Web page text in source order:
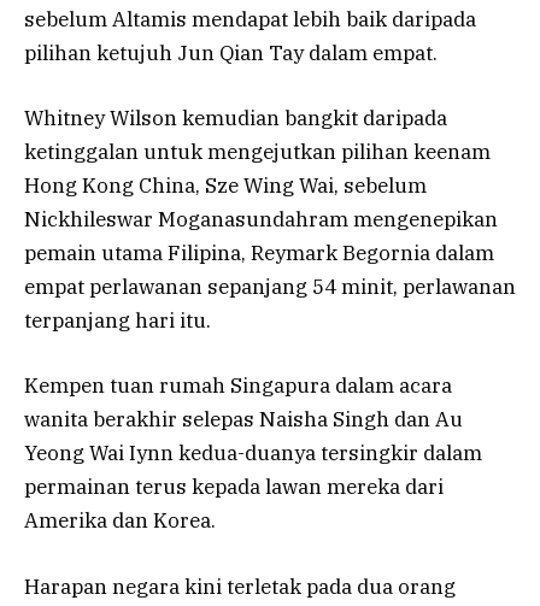
sebelum Altamis mendapat lebih baik daripada
pilihan ketujuh Jun Qian Tay dalam empat.
Whitney Wilson kemudian bangkit daripada
ketinggalan untuk mengejutkan pilihan keenam
Hong Kong China, Sze Wing Wai, sebelum
Nickhileswar Moganasundahram mengenepikan
pemain utama Filipina, Reymark Begornia dalam
empat perlawanan sepanjang 54 minit, perlawanan
terpanjang hari itu.
Kempen tuan rumah Singapura dalam acara
wanita berakhir selepas Naisha Singh dan Au
Yeong Wai Iynn kedua-duanya tersingkir dalam
permainan terus kepada lawan mereka dari
Amerika dan Korea.
Harapan negara kini terletak pada dua orang